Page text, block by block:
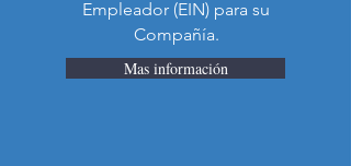
Empleador (EIN) para su
Compañía.
Mas información